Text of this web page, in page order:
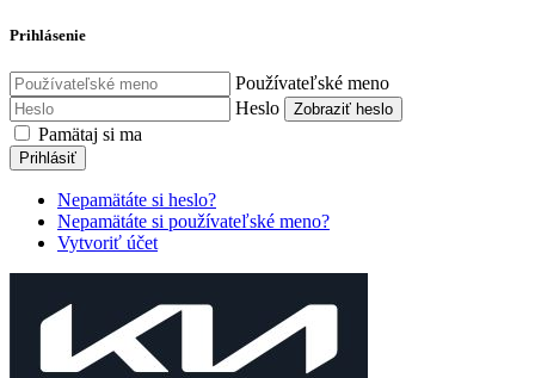
Prihlásenie
Používateľské meno
Heslo
Zobraziť heslo
Pamätaj si ma
Prihlásiť
Nepamätáte si heslo?
Nepamätáte si používateľské meno?
Vytvoriť účet